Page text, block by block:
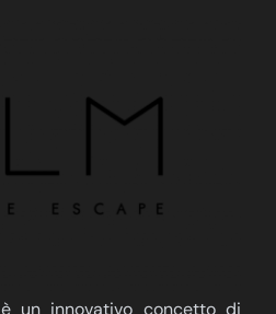
un innovativo concetto di